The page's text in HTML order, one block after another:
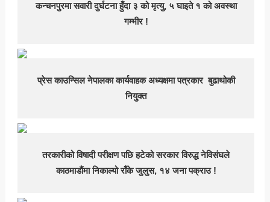
कन्चनपुरमा सवारी दुर्घटना हुँदा ३ को मृत्यु, ५ घाइते १ को अवस्था
गम्भीर !
प्रेस काउन्सिल नेपालका कार्यवाहक अध्यक्षमा पत्रकार बुढाथोकी
नियुक्त
तरकारीको विषादी परीक्षण पछि हटेको सरकार विरुद्ध नेविसंघले
काठमाडाैंमा निकाल्यो राँके जुलुस, १४ जना पक्राउ !